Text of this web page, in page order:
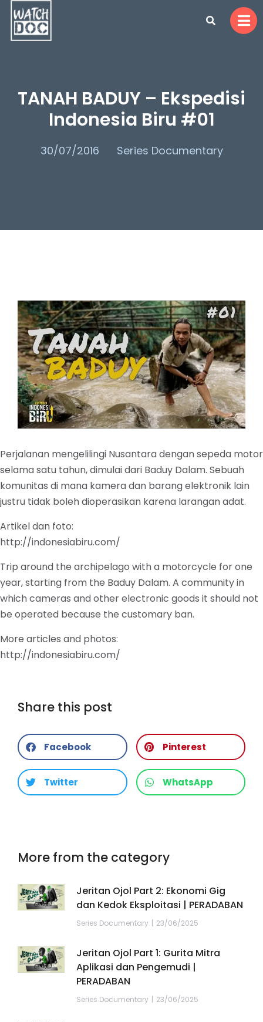
TANAH BADUY – Ekspedisi
Indonesia Biru #01
30/07/2016 Series Documentary
Perjalanan mengelilingi Nusantara dengan sepeda motor
selama satu tahun, dimulai dari Baduy Dalam. Sebuah
komunitas di mana kamera dan barang elektronik lain
justru tidak boleh dioperasikan karena larangan adat.
Artikel dan foto:
http://indonesiabiru.com/
Trip around the archipelago with a motorcycle for one
year, starting from the Baduy Dalam. A community in
which cameras and other electronic goods it should not
be operated because the customary ban.
More articles and photos:
http://indonesiabiru.com/
Share this post
Facebook Pinterest
Twitter WhatsApp
More from the category
Jeritan Ojol Part 2: Ekonomi Gig
dan Kedok Eksploitasi | PERADABAN
Series Documentary 23/06/2025
Jeritan Ojol Part 1: Gurita Mitra
Aplikasi dan Pengemudi |
PERADABAN
Series Documentary 23/06/2025